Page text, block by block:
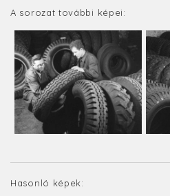
A sorozat további képei:
Hasonló képek: